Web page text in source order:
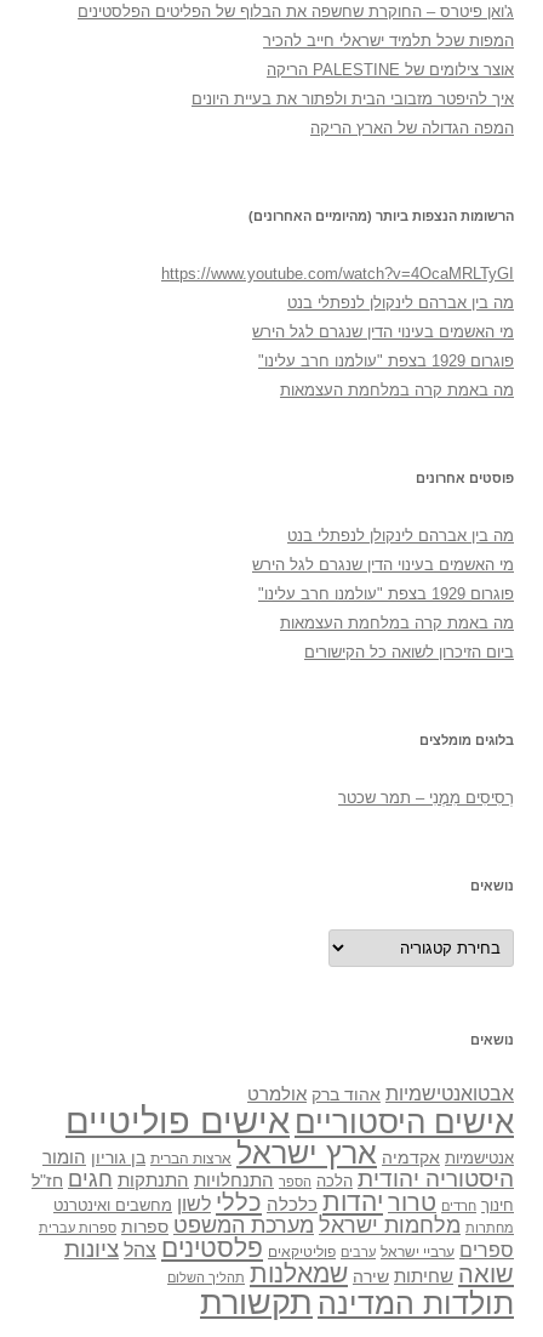
ג'ואן פיטרס – החוקרת שחשפה את הבלוף של הפליטים הפלסטינים
המפות שכל תלמיד ישראלי חייב להכיר
אוצר צילומים של PALESTINE הריקה
איך להיפטר מזבובי הבית ולפתור את בעיית היונים
המפה הגדולה של הארץ הריקה
הרשומות הנצפות ביותר (מהיומיים האחרונים)
https://www.youtube.com/watch?v=4OcaMRLTyGI
מה בין אברהם לינקולן לנפתלי בנט
מי האשמים בעינוי הדין שנגרם לגל הירש
פוגרום 1929 בצפת "עולמנו חרב עלינו"
מה באמת קרה במלחמת העצמאות
פוסטים אחרונים
מה בין אברהם לינקולן לנפתלי בנט
מי האשמים בעינוי הדין שנגרם לגל הירש
פוגרום 1929 בצפת "עולמנו חרב עלינו"
מה באמת קרה במלחמת העצמאות
ביום הזיכרון לשואה כל הקישורים
בלוגים מומלצים
רְסִיסִים מִמֶנִי – תמר שכטר
נושאים
נושאים
נושאים
אבטואנטישמיות אהוד ברק אולמרט
אישים היסטוריים אישים פוליטיים
אנטישמיות אקדמיה ארץ ישראל ארצות הברית בן גוריון הומור
היסטוריה יהודית הלכה הספר התנחלויות התנתקות חגים חז"ל
חינוך חרדים טרור יהדות כלכלה כללי לשון מחשבים ואינטרנט
מחתרות מלחמות ישראל מערכת המשפט ספרות ספרות עברית
ספרים ערביי ישראל ערבים פוליטיקאים פלסטינים צהל ציונות
שואה שחיתות שירה שמאלנות תהליך השלום
תולדות המדינה תקשורת